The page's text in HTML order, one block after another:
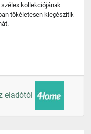
széles kollekciójának
tökéletesen kiegészítik
eladótól